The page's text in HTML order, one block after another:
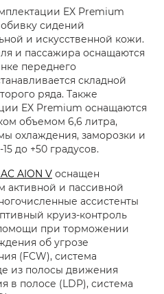
EX Premium
сидений
и искусственной кожи.
и пассажира оснащаются
переднего
складной
ряда. Также
EX Premium оснащаются
объемом 6,6 литра,
охлаждения, заморозки и
до +50 градусов.
AION V оснащен
и пассивной
ассистенты
круиз-контроль
помощи при торможении
об угрозе
(FCW), система
из полосы движения
в полосе (LDP), система